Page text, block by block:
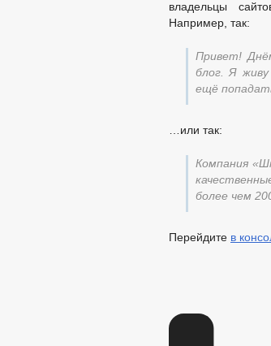
владельцы
Например, так:
Привет!
блог. Я
ещё
…или так:
Компания
более чем
Перейдите в